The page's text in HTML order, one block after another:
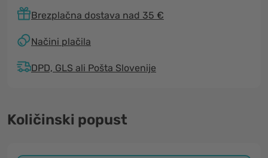
Brezplačna dostava nad 35 €
Načini plačila
DPD, GLS ali Pošta Slovenije
Količinski popust